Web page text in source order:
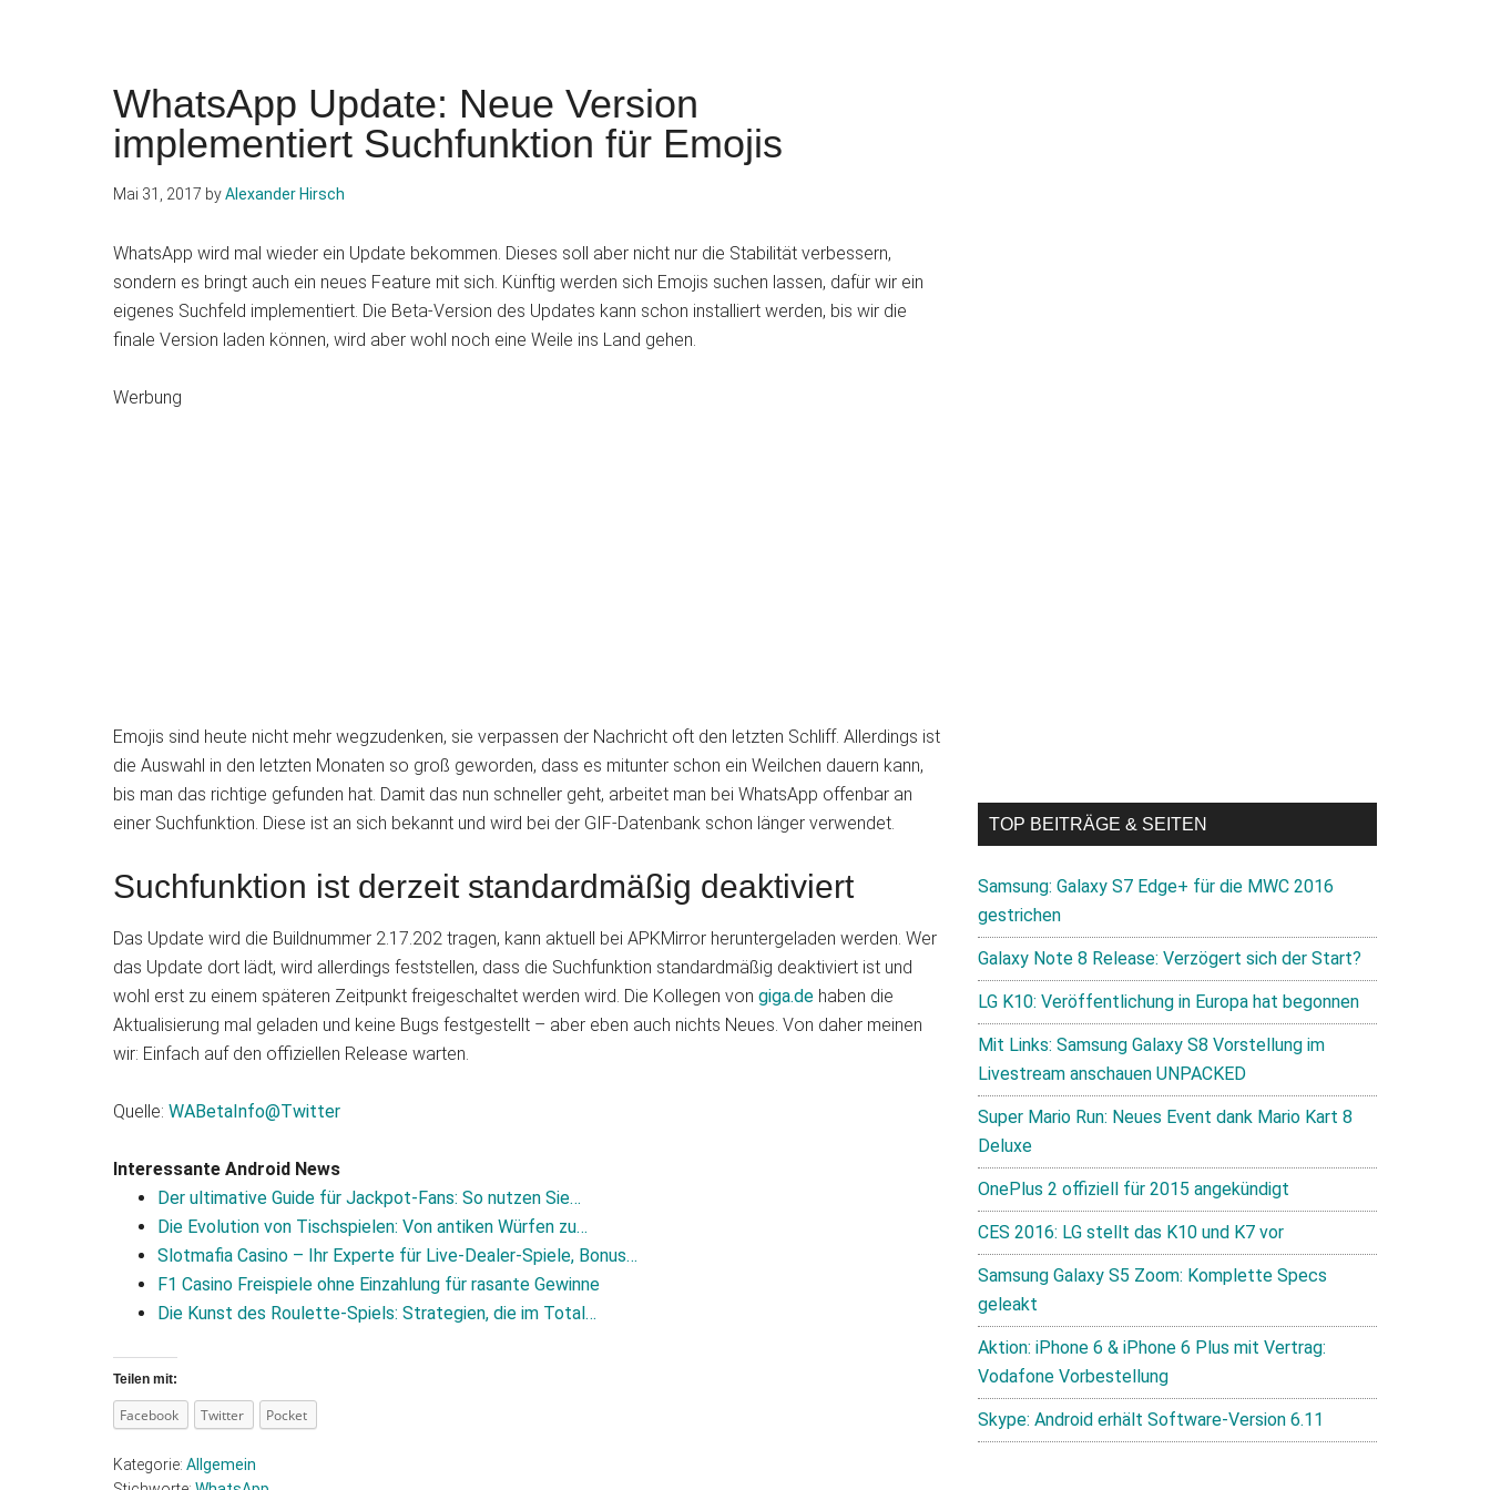
WhatsApp Update: Neue Version
implementiert Suchfunktion für Emojis
Mai 31, 2017 byAlexander Hirsch
WhatsApp wird mal wieder ein Update bekommen. Dieses soll aber nicht nur die Stabilität verbessern,
sondern es bringt auch ein neues Feature mit sich. Künftig werden sich Emojis suchen lassen, dafür wir ein
eigenes Suchfeld implementiert. Die Beta-Version des Updates kann schon installiert werden, bis wir die
finale Version laden können, wird aber wohl noch eine Weile ins Land gehen.
Werbung
Emojis sind heute nicht mehr wegzudenken, sie verpassen der Nachricht oft den letzten Schliff. Allerdings ist
die Auswahl in den letzten Monaten so groß geworden, dass es mitunter schon ein Weilchen dauern kann,
bis man das richtige gefunden hat. Damit das nun schneller geht, arbeitet man bei WhatsApp offenbar an
einer Suchfunktion. Diese ist an sich bekannt und wird bei der GIF-Datenbank schon länger verwendet.
Suchfunktion ist derzeit standardmäßig deaktiviert
Das Update wird die Buildnummer 2.17.202 tragen, kann aktuell bei APKMirror heruntergeladen werden. Wer
das Update dort lädt, wird allerdings feststellen, dass die Suchfunktion standardmäßig deaktiviert ist und
wohl erst zu einem späteren Zeitpunkt freigeschaltet werden wird. Die Kollegen von giga.de haben die
Aktualisierung mal geladen und keine Bugs festgestellt – aber eben auch nichts Neues. Von daher meinen
wir: Einfach auf den offiziellen Release warten.
Quelle: WABetaInfo@Twitter
Interessante Android News
Der ultimative Guide für Jackpot‑Fans: So nutzen Sie…
Die Evolution von Tischspielen: Von antiken Würfen zu…
Slotmafia Casino – Ihr Experte für Live‑Dealer‑Spiele, Bonus…
F1 Casino Freispiele ohne Einzahlung für rasante Gewinne
Die Kunst des Roulette‑Spiels: Strategien, die im Total…
Teilen mit:
Facebook Twitter Pocket
Kategorie: Allgemein
TOP BEITRÄGE & SEITEN
Samsung: Galaxy S7 Edge+ für die MWC 2016
gestrichen
Galaxy Note 8 Release: Verzögert sich der Start?
LG K10: Veröffentlichung in Europa hat begonnen
Mit Links: Samsung Galaxy S8 Vorstellung im
Livestream anschauen UNPACKED
Super Mario Run: Neues Event dank Mario Kart 8
Deluxe
OnePlus 2 offiziell für 2015 angekündigt
CES 2016: LG stellt das K10 und K7 vor
Samsung Galaxy S5 Zoom: Komplette Specs
geleakt
Aktion: iPhone 6 & iPhone 6 Plus mit Vertrag:
Vodafone Vorbestellung
Skype: Android erhält Software-Version 6.11